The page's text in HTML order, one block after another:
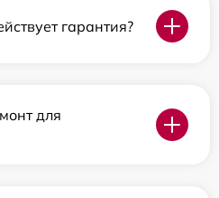
гарантия?
для